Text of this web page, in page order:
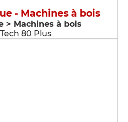
- Machines à bois
> Machines à bois
80 Plus